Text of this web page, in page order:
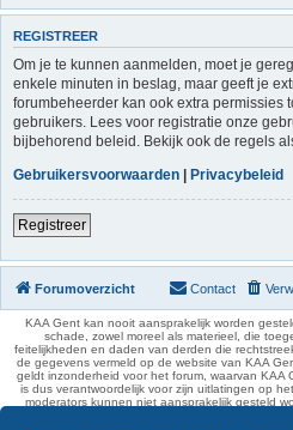
REGISTREER
Om je te kunnen aanmelden, moet je
enkele minuten in beslag, maar geeft je
forumbeheerder kan ook extra permissies
gebruikers. Lees voor registratie onze
bijbehorend beleid. Bekijk ook de regels
Gebruikersvoorwaarden | Privacybeleid
Registreer
Forumoverzicht Contact
KAA Gent kan nooit aansprakelijk worden
schade, zowel moreel als materieel, die
feitelijkheden en daden van derden die
de gegevens vermeld op de website van KAA
geldt inzonderheid voor het forum, waarvan KAA
is dus verantwoordelijk voor zijn uitlatingen op
moderators kunnen niet aansprakelijk gesteld